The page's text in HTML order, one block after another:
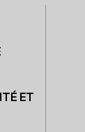
ET